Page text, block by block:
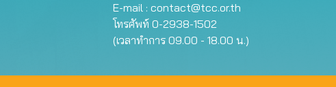
E-mail : contact@tcc.or.th
โทรศัพท์ 0-2938-1502
(เวลาทำการ 09.00 - 18.00 น.)